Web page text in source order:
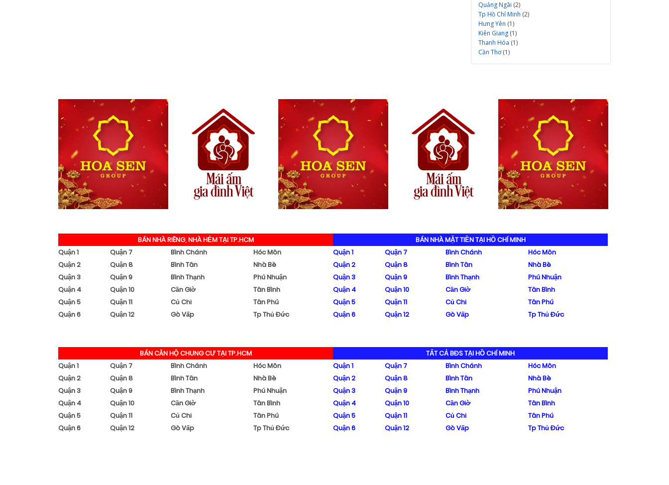
Quảng Ngãi (2)
Tp Hồ Chí Minh (2)
Hưng Yên (1)
Kiên Giang (1)
Thanh Hóa (1)
Cần Thơ(1)
BÁN NHÀ RIÊNG, NHÀ HẺM TẠI TP.HCM
Quận 1
Quận 7 Bình Chánh
Hóc Môn
Quận 2
Quận 8 Bình Tân
Nhà Bè
Quận 3
Quận 9 Bình Thạnh
Phú Nhuận
Quận 4
Quận 10 Cần Giờ
Tân Bình
Quận 5
Quận 11 Củ Chi
Tân Phú
Quận 6
Quận 12 Gò Vấp Tp Thủ Đức
BÁN NHÀ MẶT TIỀN TẠI HỒ CHÍ MINH
Quận 1
Quận 7 Bình Chánh
Hóc Môn
Quận 2
Quận 8 Bình Tân
Nhà Bè
Quận 3
Quận 9 Bình Thạnh
Phú Nhuận
Quận 4
Quận 10 Cần Giờ
Tân Bình
Quận 5
Quận 11 Củ Chi
Tân Phú
Quận 6
Quận 12 Gò Vấp Tp Thủ Đức
BÁN CĂN HỘ CHUNG CƯ TẠI TP.HCM
Quận 1
Quận 7 Bình Chánh
Hóc Môn
Quận 2
Quận 8 Bình Tân
Nhà Bè
Quận 3
Quận 9 Bình Thạnh
Phú Nhuận
Quận 4
Quận 10 Cần Giờ
Tân Bình
Quận 5
Quận 11 Củ Chi
Tân Phú
Quận 6
Quận 12 Gò Vấp Tp Thủ Đức
TẤT CẢ BĐS TẠI HỒ CHÍ MINH
Quận 1
Quận 7 Bình Chánh
Hóc Môn
Quận 2
Quận 8 Bình Tân
Nhà Bè
Quận 3
Quận 9 Bình Thạnh
Phú Nhuận
Quận 4
Quận 10 Cần Giờ
Tân Bình
Quận 5
Quận 11 Củ Chi
Tân Phú
Quận 6
Quận 12 Gò Vấp Tp Thủ Đức